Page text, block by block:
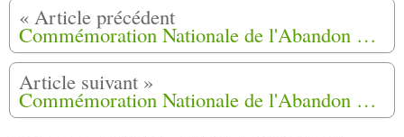
Commémoration Nationale de l'Abandon des Harkis,dimanche 12 Mai 2019 à Paris
Commémoration Nationale de l'Abandon des Harkis,dimanche 12 mai 2019 à Mas-Thibert (13)